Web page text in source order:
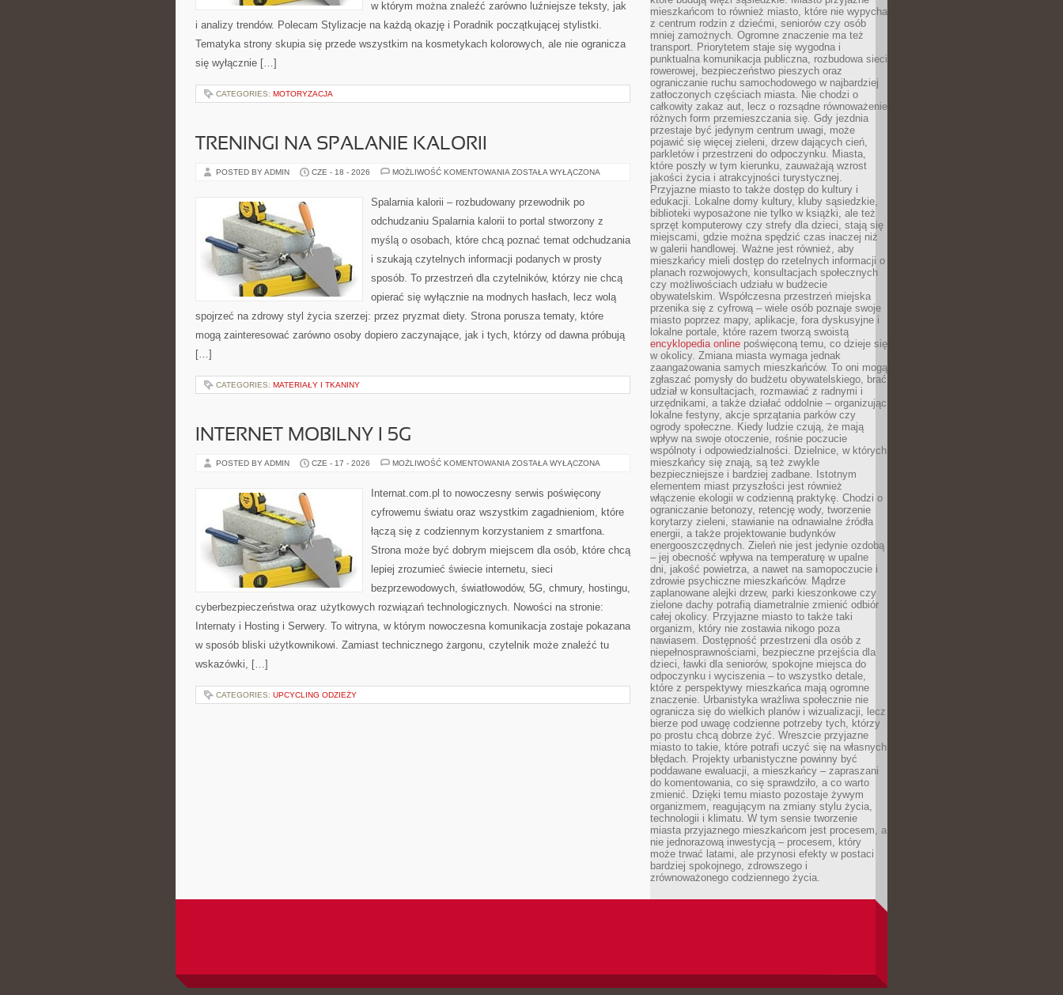
w którym można znaleźć zarówno luźniejsze teksty, jak
i analizy trendów. Polecam Stylizacje na każdą okazję i Poradnik początkującej stylistki.
Tematyka strony skupia się przede wszystkim na kosmetykach kolorowych, ale nie ogranicza
się wyłącznie […]
CATEGORIES: MOTORYZACJA
TRENINGI NA SPALANIE KALORII
POSTED BY ADMIN CZE - 18 - 2026 MOŻLIWOŚĆ KOMENTOWANIA TRENINGI
ZOSTAŁA WYŁĄCZONA
Spalarnia kalorii – rozbudowany przewodnik po
odchudzaniu Spalarnia kalorii to portal stworzony z
myślą o osobach, które chcą poznać temat odchudzania
i szukają czytelnych informacji podanych w prosty
sposób. To przestrzeń dla czytelników, którzy nie chcą
opierać się wyłącznie na modnych hasłach, lecz wolą
spojrzeć na zdrowy styl życia szerzej: przez pryzmat diety. Strona porusza tematy, które
mogą zainteresować zarówno osoby dopiero zaczynające, jak i tych, którzy od dawna próbują
[…]
CATEGORIES: MATERIAŁY I TKANINY
INTERNET MOBILNY I 5G
POSTED BY ADMIN CZE - 17 - 2026 MOŻLIWOŚĆ KOMENTOWANIA INTERNET
ZOSTAŁA WYŁĄCZONA
Internat.com.pl to nowoczesny serwis poświęcony
cyfrowemu światu oraz wszystkim zagadnieniom, które
łączą się z codziennym korzystaniem z smartfona.
Strona może być dobrym miejscem dla osób, które chcą
lepiej zrozumieć świecie internetu, sieci
bezprzewodowych, światłowodów, 5G, chmury, hostingu,
cyberbezpieczeństwa oraz użytkowych rozwiązań technologicznych. Nowości na stronie:
Internaty i Hosting i Serwery. To witryna, w którym nowoczesna komunikacja zostaje pokazana
w sposób bliski użytkownikowi. Zamiast technicznego żargonu, czytelnik może znaleźć tu
wskazówki, […]
CATEGORIES: UPCYCLING ODZIEŻY
mieszkańcom to również miasto, które nie wypycha
z centrum rodzin z dziećmi, seniorów czy osób
mniej zamożnych. Ogromne znaczenie ma też
transport. Priorytetem staje się wygodna i
punktualna komunikacja publiczna, rozbudowa sieci
rowerowej, bezpieczeństwo pieszych oraz
ograniczanie ruchu samochodowego w najbardziej
zatłoczonych częściach miasta. Nie chodzi o
całkowity zakaz aut, lecz o rozsądne równoważenie
różnych form przemieszczania się. Gdy jezdnia
przestaje być jedynym centrum uwagi, może
pojawić się więcej zieleni, drzew dających cień,
parkletów i przestrzeni do odpoczynku. Miasta,
które poszły w tym kierunku, zauważają wzrost
jakości życia i atrakcyjności turystycznej.
Przyjazne miasto to także dostęp do kultury i
edukacji. Lokalne domy kultury, kluby sąsiedzkie,
biblioteki wyposażone nie tylko w książki, ale też
sprzęt komputerowy czy strefy dla dzieci, stają się
miejscami, gdzie można spędzić czas inaczej niż
w galerii handlowej. Ważne jest również, aby
mieszkańcy mieli dostęp do rzetelnych informacji o
planach rozwojowych, konsultacjach społecznych
czy możliwościach udziału w budżecie
obywatelskim. Współczesna przestrzeń miejska
przenika się z cyfrową – wiele osób poznaje swoje
miasto poprzez mapy, aplikacje, fora dyskusyjne i
lokalne portale, które razem tworzą swoistą
encyklopedia online poświęconą temu, co dzieje się
w okolicy. Zmiana miasta wymaga jednak
zaangażowania samych mieszkańców. To oni mogą
zgłaszać pomysły do budżetu obywatelskiego, brać
udział w konsultacjach, rozmawiać z radnymi i
urzędnikami, a także działać oddolnie – organizując
lokalne festyny, akcje sprzątania parków czy
ogrody społeczne. Kiedy ludzie czują, że mają
wpływ na swoje otoczenie, rośnie poczucie
wspólnoty i odpowiedzialności. Dzielnice, w których
mieszkańcy się znają, są też zwykle
bezpieczniejsze i bardziej zadbane. Istotnym
elementem miast przyszłości jest również
włączenie ekologii w codzienną praktykę. Chodzi o
ograniczanie betonozy, retencję wody, tworzenie
korytarzy zieleni, stawianie na odnawialne źródła
energii, a także projektowanie budynków
energooszczędnych. Zieleń nie jest jedynie ozdobą
– jej obecność wpływa na temperaturę w upalne
dni, jakość powietrza, a nawet na samopoczucie i
zdrowie psychiczne mieszkańców. Mądrze
zaplanowane alejki drzew, parki kieszonkowe czy
zielone dachy potrafią diametralnie zmienić odbiór
całej okolicy. Przyjazne miasto to także taki
organizm, który nie zostawia nikogo poza
nawiasem. Dostępność przestrzeni dla osób z
niepełnosprawnościami, bezpieczne przejścia dla
dzieci, ławki dla seniorów, spokojne miejsca do
odpoczynku i wyciszenia – to wszystko detale,
które z perspektywy mieszkańca mają ogromne
znaczenie. Urbanistyka wrażliwa społecznie nie
ogranicza się do wielkich planów i wizualizacji, lecz
bierze pod uwagę codzienne potrzeby tych, którzy
po prostu chcą dobrze żyć. Wreszcie przyjazne
miasto to takie, które potrafi uczyć się na własnych
błędach. Projekty urbanistyczne powinny być
poddawane ewaluacji, a mieszkańcy – zapraszani
do komentowania, co się sprawdziło, a co warto
zmienić. Dzięki temu miasto pozostaje żywym
organizmem, reagującym na zmiany stylu życia,
technologii i klimatu. W tym sensie tworzenie
miasta przyjaznego mieszkańcom jest procesem, a
nie jednorazową inwestycją – procesem, który
może trwać latami, ale przynosi efekty w postaci
bardziej spokojnego, zdrowszego i
zrównoważonego codziennego życia.